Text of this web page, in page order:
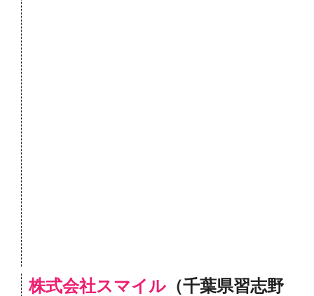
株式会社スマイル （千葉県習志野